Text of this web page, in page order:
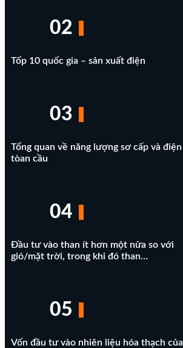
02
Tốp 10 quốc gia – sản xuất điện
03
Tổng quan về năng lượng sơ cấp và điện
tòan cầu
04
Đầu tư vào than ít hơn một nửa so với
gió/mặt trời, trong khi đó than…
05
Vốn đầu tư vào nhiên liệu hóa thạch của